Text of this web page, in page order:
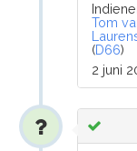
Tom
(D66)
2 juni